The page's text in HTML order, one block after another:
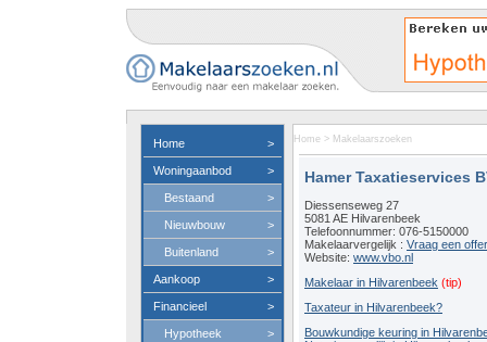
Home >
Woningaanbod >
Bestaand >
Nieuwbouw >
Buitenland >
Aankoop >
Financieel >
Hypotheek >
Home > Makelaarszoeken
Hamer Taxatieservices
Diessenseweg 27
5081 AE Hilvarenbeek
Telefoonnummer: 076-5150000
Makelaarvergelijk : Vraag een
Website: www.vbo.nl
Makelaar in Hilvarenbeek (tip)
Taxateur in Hilvarenbeek?
Bouwkundige keuring in